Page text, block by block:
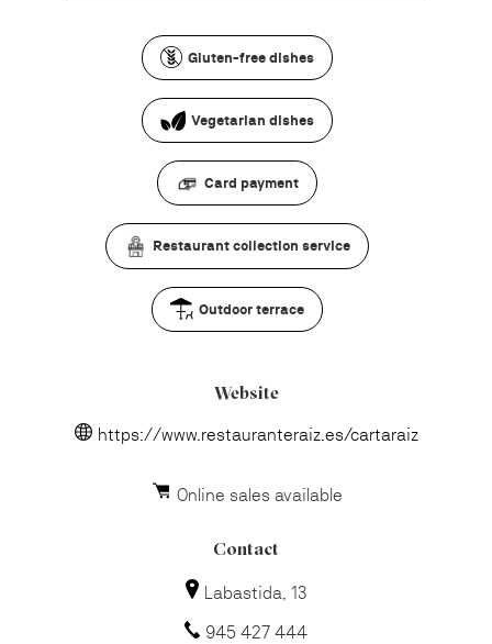
Gluten-free dishes
Vegetarian dishes
Card payment
Restaurant collection service
Outdoor terrace
Website
https://www.restauranteraiz.es/cartaraiz
Online sales available
Contact
Labastida, 13
945 427 444